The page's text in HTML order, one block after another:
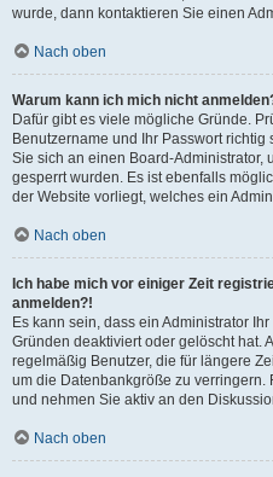
wurde, dann kontaktieren Sie einen
Nach oben
Warum kann ich mich nicht
Dafür gibt es viele mögliche Gründe.
Benutzername und Ihr Passwort
Sie sich an einen Board-Administrator,
gesperrt wurden. Es ist ebenfalls
der Website vorliegt, welches ein
Nach oben
Ich habe mich vor einiger Zeit
anmelden?!
Es kann sein, dass ein Administrator
Gründen deaktiviert oder gelöscht hat.
regelmäßig Benutzer, die für längere
um die Datenbankgröße zu
und nehmen Sie aktiv an den
Nach oben